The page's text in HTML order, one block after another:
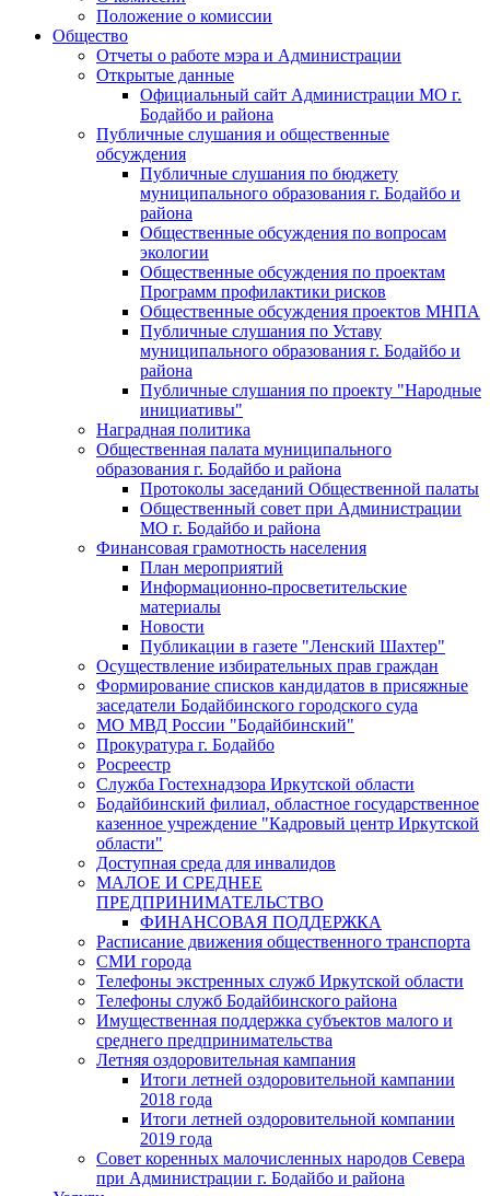
Положение о комиссии
Общество
Отчеты о работе мэра и Администрации
Открытые данные
Официальный сайт Администрации МО г.
Бодайбо и района
Публичные слушания и общественные
обсуждения
Публичные слушания по бюджету
муниципального образования г. Бодайбо и
района
Общественные обсуждения по вопросам
экологии
Общественные обсуждения по проектам
Программ профилактики рисков
Общественные обсуждения проектов МНПА
Публичные слушания по Уставу
муниципального образования г. Бодайбо и
района
Публичные слушания по проекту "Народные
инициативы"
Наградная политика
Общественная палата муниципального
образования г. Бодайбо и района
Протоколы заседаний Общественной палаты
Общественный совет при Администрации
МО г. Бодайбо и района
Финансовая грамотность населения
План мероприятий
Информационно-просветительские
материалы
Новости
Публикации в газете "Ленский Шахтер"
Осуществление избирательных прав граждан
Формирование списков кандидатов в присяжные
заседатели Бодайбинского городского суда
МО МВД России "Бодайбинский"
Прокуратура г. Бодайбо
Росреестр
Служба Гостехнадзора Иркутской области
Бодайбинский филиал, областное государственное
казенное учреждение "Кадровый центр Иркутской
области"
Доступная среда для инвалидов
МАЛОЕ И СРЕДНЕЕ
ПРЕДПРИНИМАТЕЛЬСТВО
ФИНАНСОВАЯ ПОДДЕРЖКА
Расписание движения общественного транспорта
СМИ города
Телефоны экстренных служб Иркутской области
Телефоны служб Бодайбинского района
Имущественная поддержка субъектов малого и
среднего предпринимательства
Летняя оздоровительная кампания
Итоги летней оздоровительной кампании
2018 года
Итоги летней оздоровительной компании
2019 года
Совет коренных малочисленных народов Севера
при Администрации г. Бодайбо и района